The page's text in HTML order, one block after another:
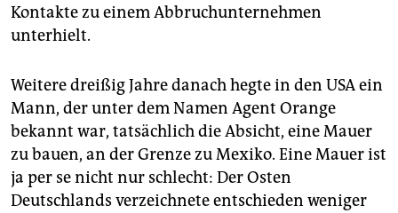
Kontakte zu einem Abbruchunternehmen
unterhielt.
Weitere dreißig Jahre danach hegte in den USA ein
Mann, der unter dem Namen Agent Orange
bekannt war, tatsächlich die Absicht, eine Mauer
zu bauen, an der Grenze zu Mexiko. Eine Mauer ist
ja per se nicht nur schlecht: Der Osten
Deutschlands verzeichnete entschieden weniger